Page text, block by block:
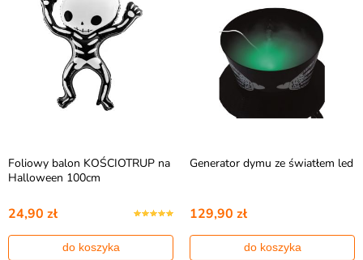
Foliowy balon KOŚCIOTRUP na
Halloween 100cm
24,90 zł
do koszyka
Generator dymu ze światłem led
129,90 zł
do koszyka